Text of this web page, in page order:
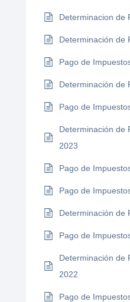
Determinacion de
Determinación de
Pago de
Determinación de
Pago de
Determinación de
2023
Pago de
Pago de
Determinación de
Pago de
Determinación de
2022
Pago de